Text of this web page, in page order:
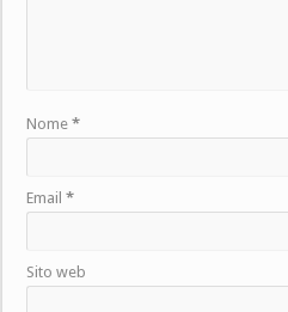
Nome*
Email*
Sito web